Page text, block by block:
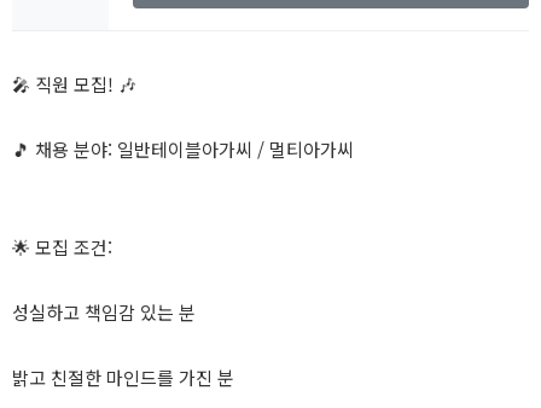
🎤 직원 모집! 🎶
🎵 채용 분야: 일반테이블아가씨 / 멀티아가씨
🌟 모집 조건:
성실하고 책임감 있는 분
밝고 친절한 마인드를 가진 분